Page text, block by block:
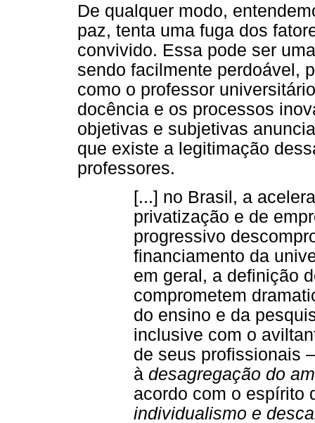
De qualquer modo,
paz, tenta uma fuga dos
convivido. Essa pode ser
sendo facilmente perdoável,
como o professor
docência e os processos
objetivas e subjetivas
que existe a legitimação
professores.
[...] no Brasil, a
privatização e de
progressivo
financiamento da
em geral, a definição
comprometem
do ensino e da
inclusive com o
de seus profissionais
à desagregação do
acordo com o espírito
individualismo e